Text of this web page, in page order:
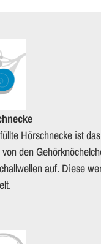
Hör­schnecke ist
den
auf. Diese